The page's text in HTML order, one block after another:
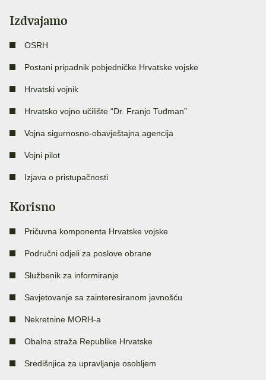
Izdvajamo
OSRH
Postani pripadnik pobjedničke Hrvatske vojske
Hrvatski vojnik
Hrvatsko vojno učilište “Dr. Franjo Tuđman”
Vojna sigurnosno-obavještajna agencija
Vojni pilot
Izjava o pristupačnosti
Korisno
Pričuvna komponenta Hrvatske vojske
Područni odjeli za poslove obrane
Službenik za informiranje
Savjetovanje sa zainteresiranom javnošću
Nekretnine MORH-a
Obalna straža Republike Hrvatske
Središnjica za upravljanje osobljem